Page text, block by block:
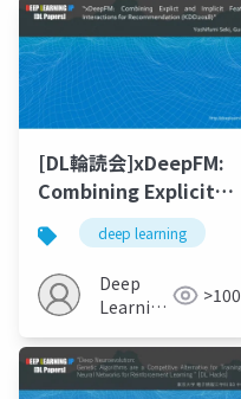
[DL輪読会]xDeepFM:
Combining Explicit
and Implicit Feature
Interactions for
Recommender
Systems(KDD2018)
deep learning
Deep
Learning
>100